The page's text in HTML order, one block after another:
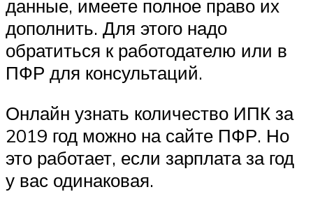
данные, имеете полное право их
дополнить. Для этого надо
обратиться к работодателю или в
ПФР для консультаций.
Онлайн узнать количество ИПК за
2019 год можно на сайте ПФР. Но
это работает, если зарплата за год
у вас одинаковая.